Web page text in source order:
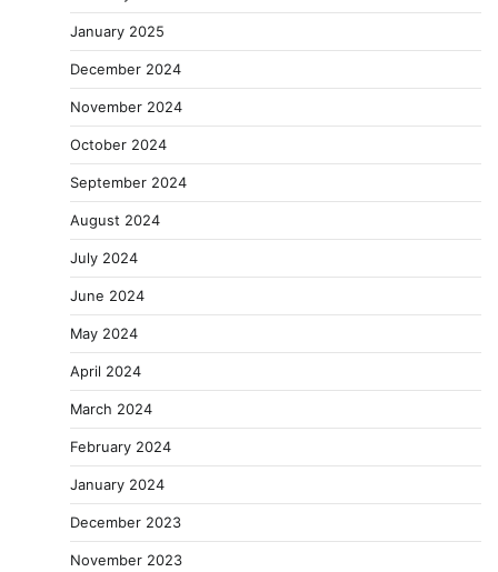
January 2025
December 2024
November 2024
October 2024
September 2024
August 2024
July 2024
June 2024
May 2024
April 2024
March 2024
February 2024
January 2024
December 2023
November 2023